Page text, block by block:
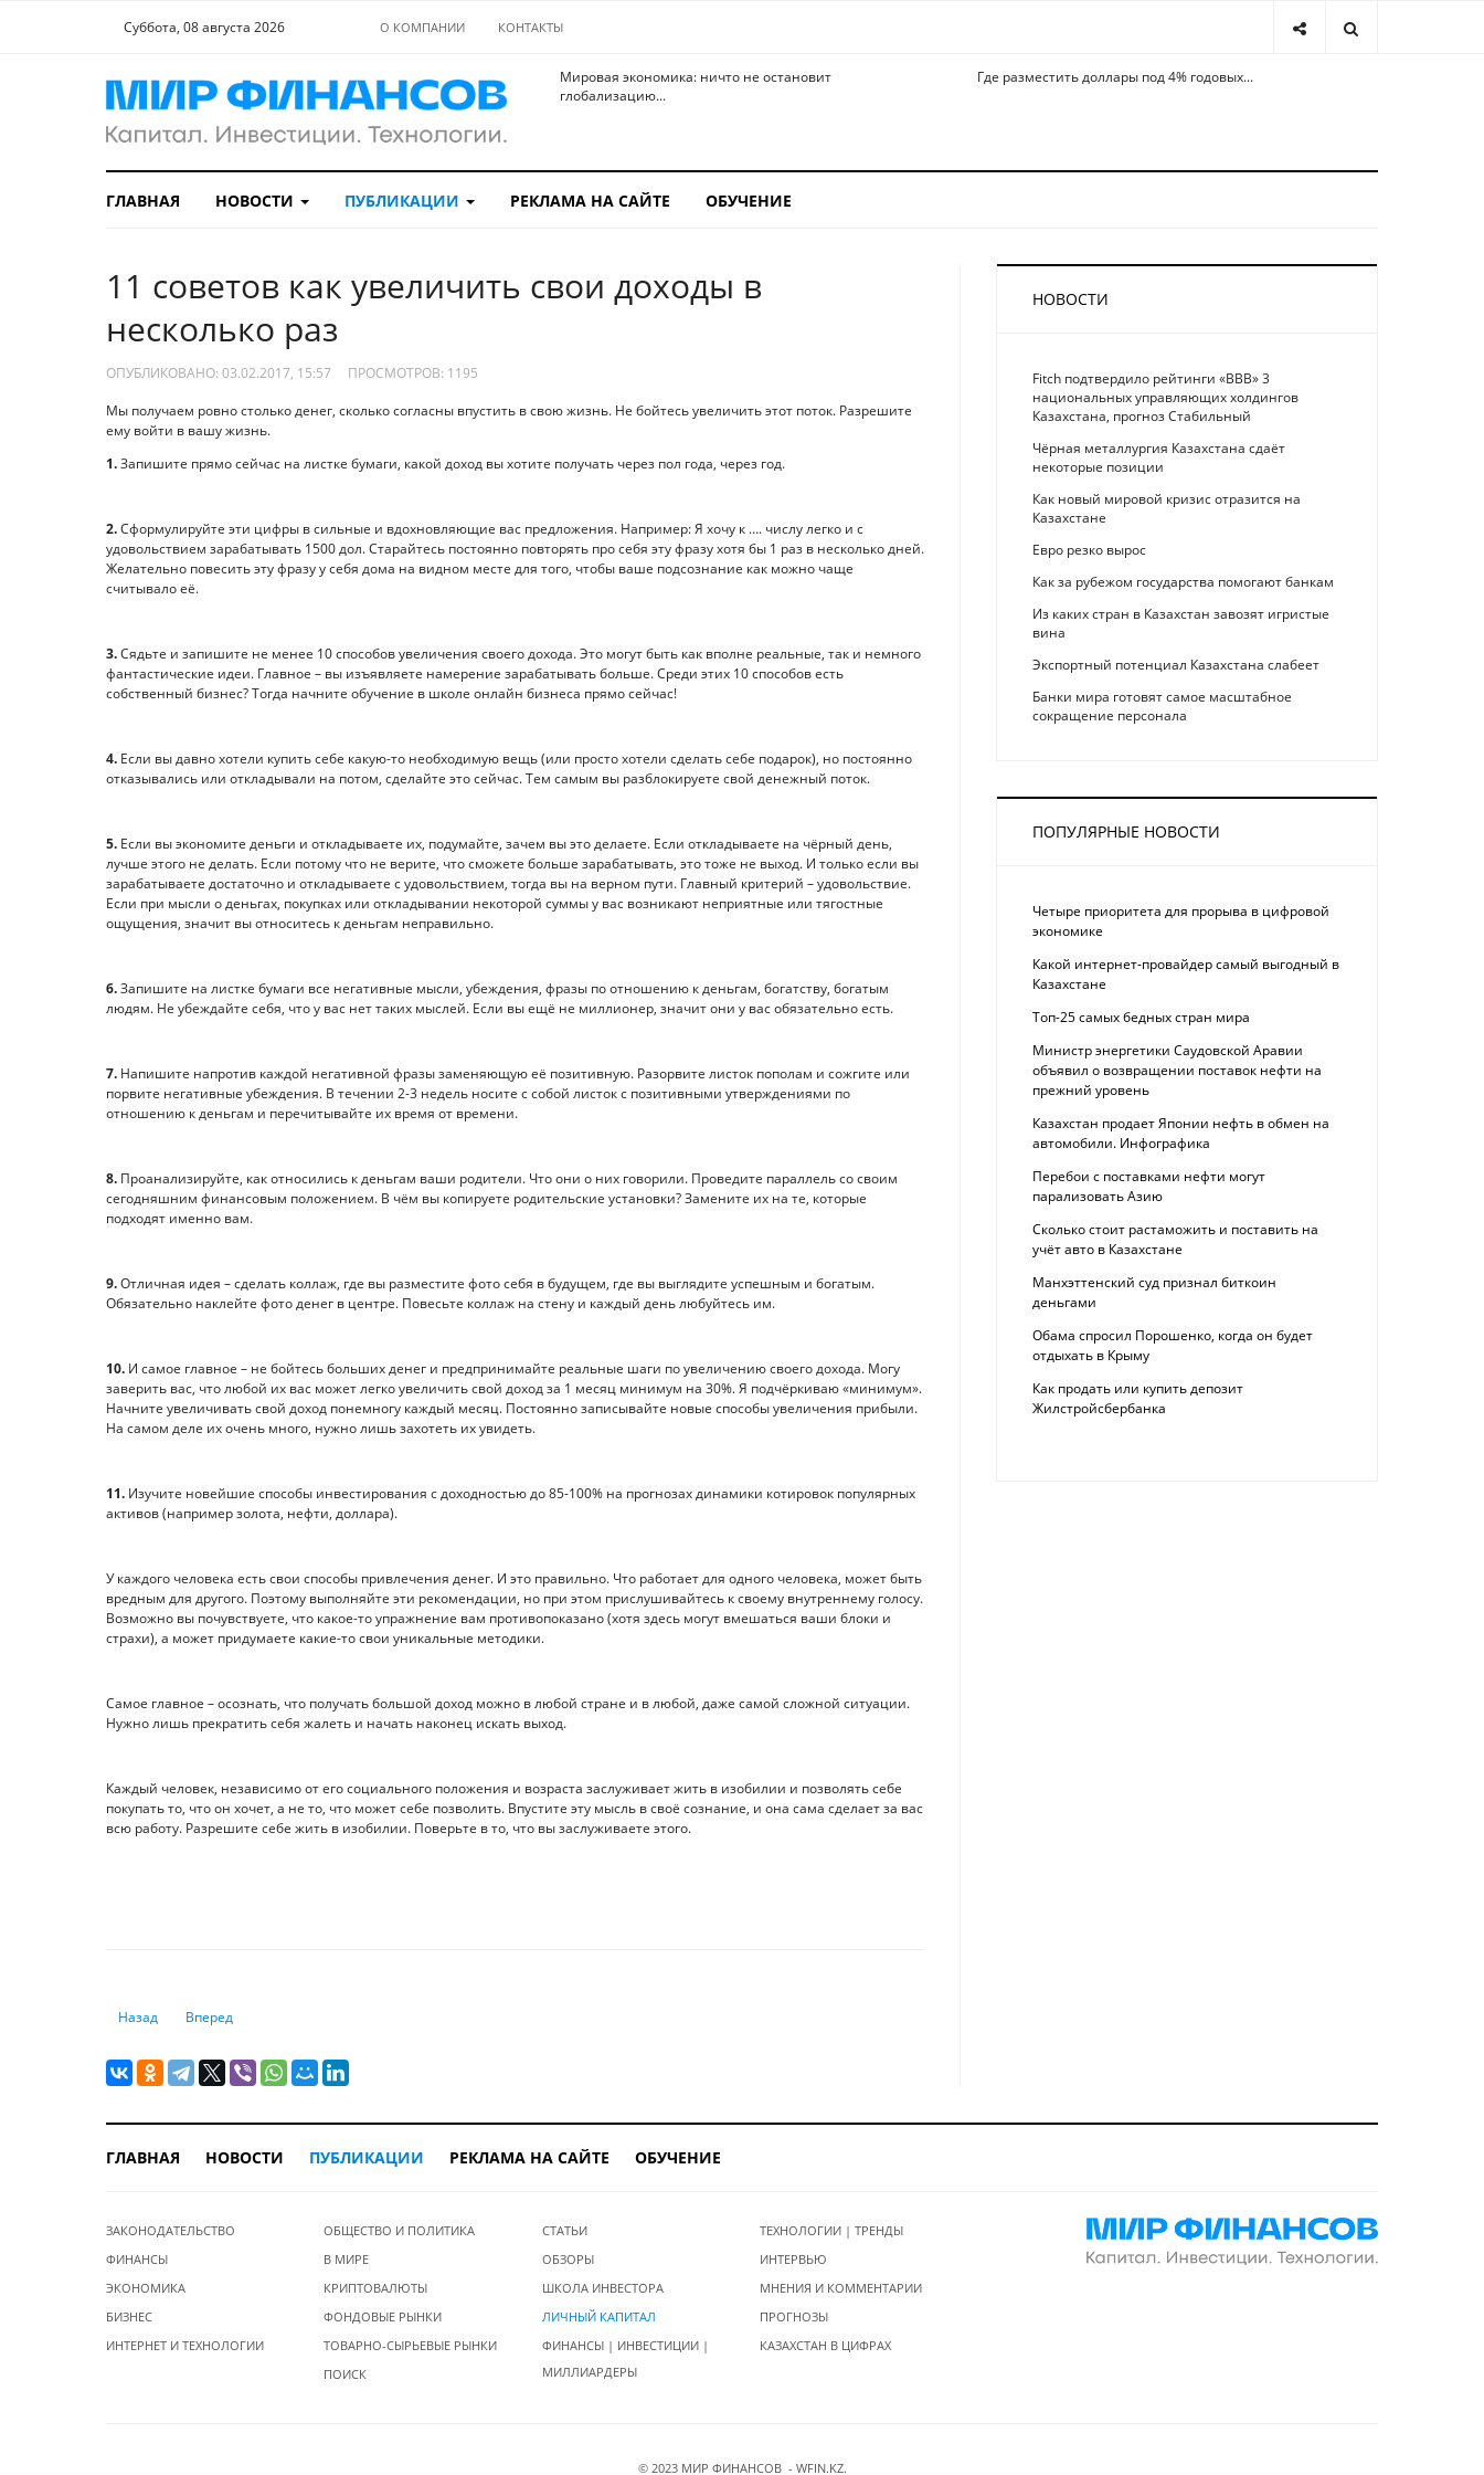
Суббота, 08 августа 2026 О КОМПАНИИ КОНТАКТЫ
Мировая экономика: ничто не остановит
глобализацию...
Где разместить доллары под 4% годовых...
ГЛАВНАЯ НОВОСТИ ПУБЛИКАЦИИ РЕКЛАМА НА САЙТЕ ОБУЧЕНИЕ
11 советов как увеличить свои доходы в
несколько раз
ОПУБЛИКОВАНО: 03.02.2017, 15:57 ПРОСМОТРОВ: 1195
Мы получаем ровно столько денег, сколько согласны впустить в свою жизнь. Не бойтесь увеличить этот поток. Разрешите
ему войти в вашу жизнь.
1.Запишите прямо сейчас на листке бумаги, какой доход вы хотите получать через пол года, через год.
2.Сформулируйте эти цифры в сильные и вдохновляющие вас предложения. Например: Я хочу к …. числу легко и с
удовольствием зарабатывать 1500 дол. Старайтесь постоянно повторять про себя эту фразу хотя бы 1 раз в несколько дней.
Желательно повесить эту фразу у себя дома на видном месте для того, чтобы ваше подсознание как можно чаще
считывало её.
3.Сядьте и запишите не менее 10 способов увеличения своего дохода. Это могут быть как вполне реальные, так и немного
фантастические идеи. Главное – вы изъявляете намерение зарабатывать больше. Среди этих 10 способов есть
собственный бизнес? Тогда начните обучение в школе онлайн бизнеса прямо сейчас!
4. Если вы давно хотели купить себе какую-то необходимую вещь (или просто хотели сделать себе подарок), но постоянно
отказывались или откладывали на потом, сделайте это сейчас. Тем самым вы разблокируете свой денежный поток.
5. Если вы экономите деньги и откладываете их, подумайте, зачем вы это делаете. Если откладываете на чёрный день,
лучше этого не делать. Если потому что не верите, что сможете больше зарабатывать, это тоже не выход. И только если вы
зарабатываете достаточно и откладываете с удовольствием, тогда вы на верном пути. Главный критерий – удовольствие.
Если при мысли о деньгах, покупках или откладывании некоторой суммы у вас возникают неприятные или тягостные
ощущения, значит вы относитесь к деньгам неправильно.
6.Запишите на листке бумаги все негативные мысли, убеждения, фразы по отношению к деньгам, богатству, богатым
людям. Не убеждайте себя, что у вас нет таких мыслей. Если вы ещё не миллионер, значит они у вас обязательно есть.
7. Напишите напротив каждой негативной фразы заменяющую её позитивную. Разорвите листок пополам и сожгите или
порвите негативные убеждения. В течении 2-3 недель носите с собой листок с позитивными утверждениями по
отношению к деньгам и перечитывайте их время от времени.
8. Проанализируйте, как относились к деньгам ваши родители. Что они о них говорили. Проведите параллель со своим
сегодняшним финансовым положением. В чём вы копируете родительские установки? Замените их на те, которые
подходят именно вам.
9.Отличная идея – сделать коллаж, где вы разместите фото себя в будущем, где вы выглядите успешным и богатым.
Обязательно наклейте фото денег в центре. Повесьте коллаж на стену и каждый день любуйтесь им.
10. И самое главное – не бойтесь больших денег и предпринимайте реальные шаги по увеличению своего дохода. Могу
заверить вас, что любой их вас может легко увеличить свой доход за 1 месяц минимум на 30%. Я подчёркиваю «минимум».
Начните увеличивать свой доход понемногу каждый месяц. Постоянно записывайте новые способы увеличения прибыли.
На самом деле их очень много, нужно лишь захотеть их увидеть.
11. Изучите новейшие способы инвестирования с доходностью до 85-100% на прогнозах динамики котировок популярных
активов (например золота, нефти, доллара).
У каждого человека есть свои способы привлечения денег. И это правильно. Что работает для одного человека, может быть
вредным для другого. Поэтому выполняйте эти рекомендации, но при этом прислушивайтесь к своему внутреннему голосу.
Возможно вы почувствуете, что какое-то упражнение вам противопоказано (хотя здесь могут вмешаться ваши блоки и
страхи), а может придумаете какие-то свои уникальные методики.
Самое главное – осознать, что получать большой доход можно в любой стране и в любой, даже самой сложной ситуации.
Нужно лишь прекратить себя жалеть и начать наконец искать выход.
Каждый человек, независимо от его социального положения и возраста заслуживает жить в изобилии и позволять себе
покупать то, что он хочет, а не то, что может себе позволить. Впустите эту мысль в своё сознание, и она сама сделает за вас
всю работу. Разрешите себе жить в изобилии. Поверьте в то, что вы заслуживаете этого.
Предыдущий: Топ-10 способов экономить деньги там, где вы даже и не думали
Назад Следующий: 12 правил успеха Кэссона для сохранения и приумножения капитал
Вперед
НОВОСТИ
Fitch подтвердило рейтинги «BBB» 3
национальных управляющих холдингов
Казахстана, прогноз Стабильный
Чёрная металлургия Казахстана сдаёт
некоторые позиции
Как новый мировой кризис отразится на
Казахстане
Eврo рeзкo вырос
Как за рубежом государства помогают банкам
Из каких стран в Казахстан завозят игристые
вина
Экспортный потенциал Казахстана слабеет
Банки мира готовят самое масштабное
сокращение персонала
ПОПУЛЯРНЫЕ НОВОСТИ
Четыре приоритета для прорыва в цифровой
экономике
Какой интернет-провайдер самый выгодный в
Казахстане
Топ-25 самых бедных стран мира
Министр энергетики Саудовской Аравии
объявил о возвращении поставок нефти на
прежний уровень
Казахстан продает Японии нефть в обмен на
автомобили. Инфографика
Перебои с поставками нефти могут
парализовать Азию
Сколько стоит растаможить и поставить на
учёт авто в Казахстане
Манхэттенский суд признал биткоин
деньгами
Обама спросил Порошенко, когда он будет
отдыхать в Крыму
Как продать или купить депозит
Жилстройсбербанка
ГЛАВНАЯ НОВОСТИ ПУБЛИКАЦИИ РЕКЛАМА НА САЙТЕ ОБУЧЕНИЕ
ЗАКОНОДАТЕЛЬСТВО
ФИНАНСЫ
ЭКОНОМИКА
БИЗНЕС
ИНТЕРНЕТ И ТЕХНОЛОГИИ
ОБЩЕСТВО И ПОЛИТИКА
В МИРЕ
КРИПТОВАЛЮТЫ
ФОНДОВЫЕ РЫНКИ
ТОВАРНО-СЫРЬЕВЫЕ РЫНКИ
ПОИСК
СТАТЬИ
ОБЗОРЫ
ШКОЛА ИНВЕСТОРА
ЛИЧНЫЙ КАПИТАЛ
ФИНАНСЫ | ИНВЕСТИЦИИ |
МИЛЛИАРДЕРЫ
ТЕХНОЛОГИИ | ТРЕНДЫ
ИНТЕРВЬЮ
МНЕНИЯ И КОММЕНТАРИИ
ПРОГНОЗЫ
КАЗАХСТАН В ЦИФРАХ
© 2023 МИР ФИНАНСОВ - WFIN.KZ.